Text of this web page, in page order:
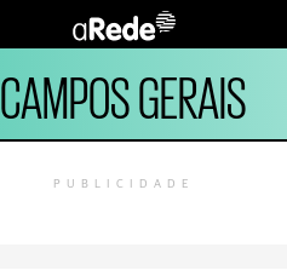
CAMPOS GERAIS
PUBLICIDADE